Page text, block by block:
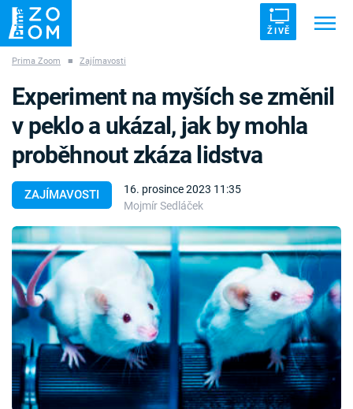
ŽIVĚ
ZÁHADY VETŘELCI DÁVNOVĚKU
Témata
Témata
Pořady
TV Program
Časopis
Prima Zoom ■ Zajímavosti
ZAJÍMAVOSTI
16. prosince 2023 11:35
Mojmír Sedláček
Experiment na myších se změnil
v peklo a ukázal, jak by mohla
proběhnout zkáza lidstva